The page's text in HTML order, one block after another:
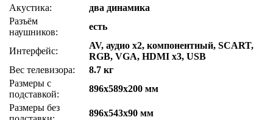
Акустика:
два динамика
Разъём
наушников:
есть
Интерфейс:
AV, аудио x2, компонентный, SCART,
RGB, VGA, HDMI x3, USB
Вес телевизора:
8.7 кг
Размеры с
подставкой:
896x589x200 мм
Размеры без
896x543x90 мм